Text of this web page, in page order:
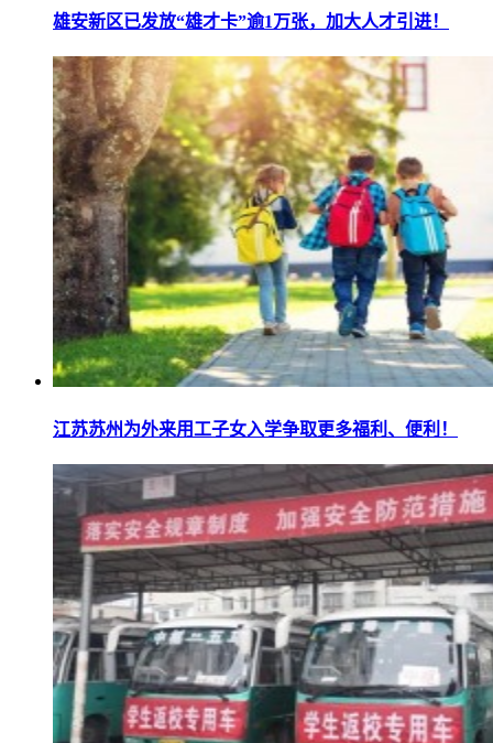
雄安新区已发放“雄才卡”逾1万张，加大人才引进！
江苏苏州为外来用工子女入学争取更多福利、便利！